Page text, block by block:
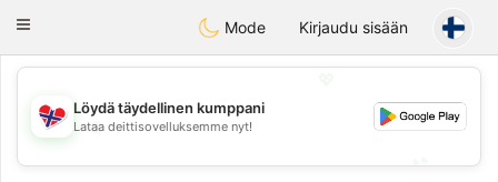
EkteNordmenn
Toggle
Mode Kirjaudu sisään
💖
Löydä täydellinen kumppani
Lataa deittisovelluksemme nyt!